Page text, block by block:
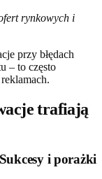
rynkowych i
przy błędach
– to często
trafiają
i porażki